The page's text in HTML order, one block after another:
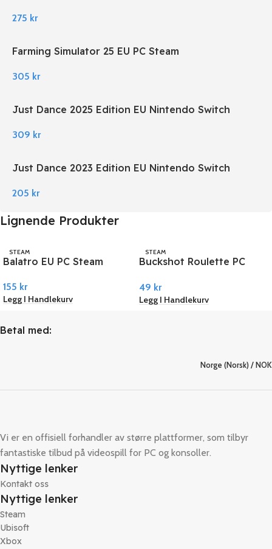
275 kr
Farming Simulator 25 EU PC Steam
305 kr
Just Dance 2025 Edition EU Nintendo Switch
309 kr
Just Dance 2023 Edition EU Nintendo Switch
205 kr
Lignende Produkter
STEAM
Balatro EU PC Steam
155 kr
Legg I Handlekurv
STEAM
Buckshot Roulette PC
49 kr
Legg I Handlekurv
Betal med:
Norge (Norsk) / NOK
Vi er en offisiell forhandler av større plattformer, som tilbyr
fantastiske tilbud på videospill for PC og konsoller.
Nyttige lenker
Kontakt oss
Nyttige lenker
Steam
Ubisoft
Xbox